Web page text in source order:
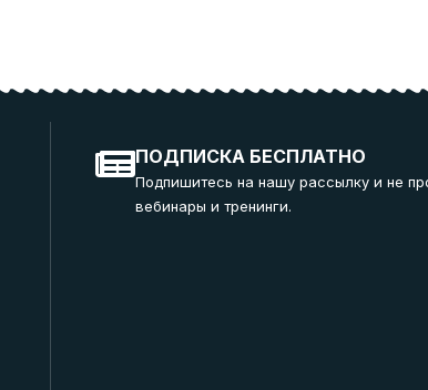
ПОДПИСКА БЕСПЛАТНО
Подпишитесь на нашу рассылку и не
вебинары и тренинги.